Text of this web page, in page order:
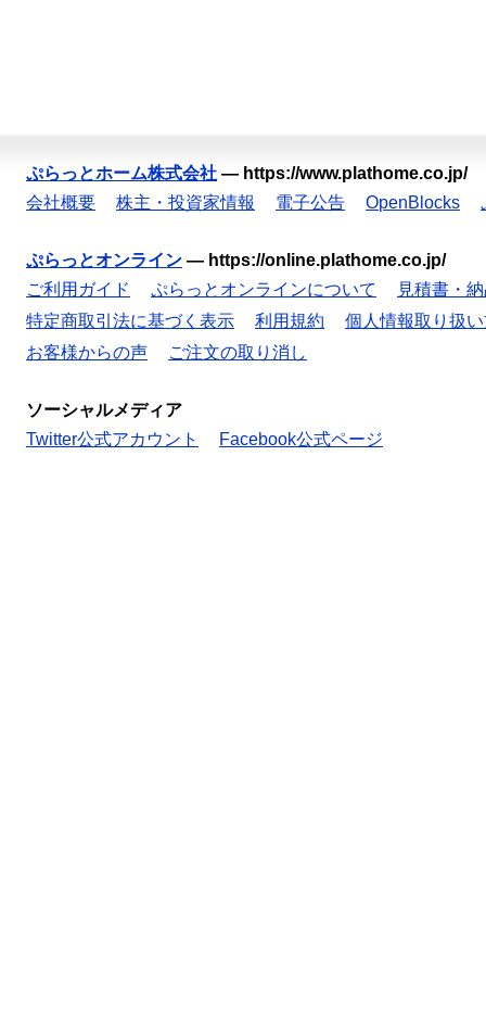
ぷらっとホーム株式会社 — https://www.plathome.co.jp/
会社概要
株主・投資家情報 電子公告 OpenBlocks
ぷらっとオンライン — https://online.plathome.co.jp/
ご利用ガイド
ぷらっとオンラインについて 見積書・
特定商取引法に基づく表示
利用規約 個人情報取り扱
お客様からの声
ご注文の取り消し
ソーシャルメディア
Twitter公式アカウント
Facebook公式ページ